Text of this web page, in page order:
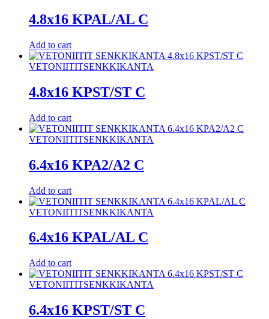
4.8x16 KPAL/AL C
Add to cart
VETONIITITSENKKIKANTA
4.8x16 KPST/ST C
Add to cart
VETONIITITSENKKIKANTA
6.4x16 KPA2/A2 C
Add to cart
VETONIITITSENKKIKANTA
6.4x16 KPAL/AL C
Add to cart
VETONIITITSENKKIKANTA
6.4x16 KPST/ST C